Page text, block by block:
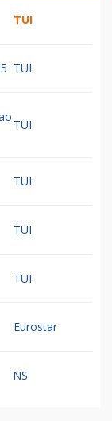
TUI
TUI
TUI
TUI
TUI
TUI
Eurostar
NS